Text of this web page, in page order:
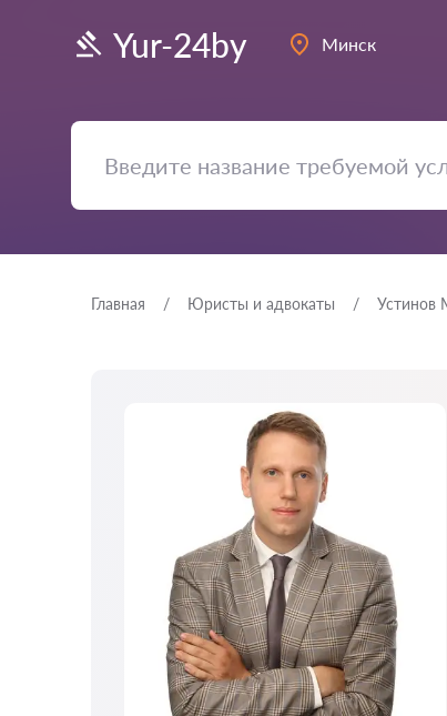
Yur-24by Минск
Главная Юристы и адвокаты Устинов